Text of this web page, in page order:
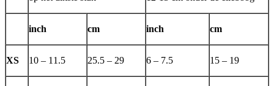
inch cm inch cm
XS 10 – 11.5 25.5 – 29 6 – 7.5 15 – 19